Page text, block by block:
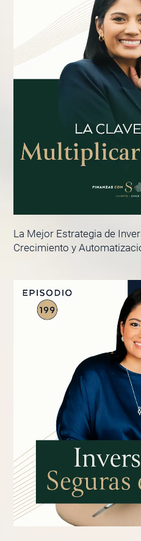
La Mejor Estrategia de
Crecimiento y